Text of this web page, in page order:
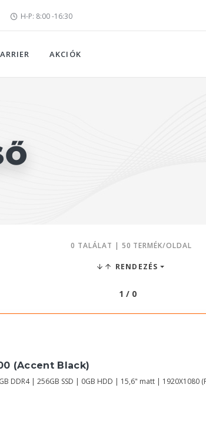
H-P: 8:00 -16:30
AKCIÓK
0 TALÁLAT | 50 TERMÉK/OLDAL
RENDEZÉS
1 / 0
(Accent Black)
DDR4 | 256GB SSD | 0GB HDD | 15,6" matt | 1920X1080